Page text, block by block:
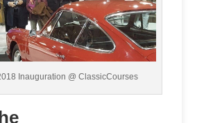
Inauguration @ ClassicCourses